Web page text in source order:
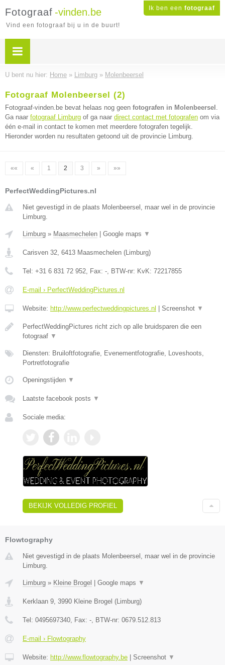
Ik ben een fotograaf
Fotograaf -vinden.be
Vind een fotograaf bij u in de buurt!
U bent nu hier: Home » Limburg » Molenbeersel
Fotograaf Molenbeersel (2)
Fotograaf-vinden.be bevat helaas nog geen fotografen in Molenbeersel .
Ga naar fotograaf Limburg of ga naar direct contact met fotografen om via
één e-mail in contact te komen met meerdere fotografen tegelijk.
Hieronder worden nu resultaten getoond uit de provincie Limburg.
«« « 1 2 3 » »»
PerfectWeddingPictures.nl
Niet gevestigd in de plaats Molenbeersel, maar wel in de provincie
Limburg.
Limburg » Maasmechelen Google maps ▼
Carisven 32, 6413 Maasmechelen (Limburg)
Tel: +31 6 831 72 952, Fax: -, BTW-nr: KvK: 72217855
E-mail › PerfectWeddingPictures.nl
Website: http://www.perfectweddingpictures.nl Screenshot ▼
PerfectWeddingPictures richt zich op alle bruidsparen die een
fotograaf ▼
Diensten: Bruiloftfotografie, Evenementfotografie, Loveshoots,
Portretfotografie
Openingstijden ▼
Laatste facebook posts ▼
Sociale media:
BEKIJK VOLLEDIG PROFIEL
Flowtography
Niet gevestigd in de plaats Molenbeersel, maar wel in de provincie
Limburg.
Limburg » Kleine Brogel | Google maps ▼
Kerklaan 9 3990 Kleine Brogel (Limburg)
Tel: 0495697340 , Fax: - , BTW-nr: 0679.512.813
E-mail › Flowtography
Website: http://www.flowtography.be | Screenshot ▼